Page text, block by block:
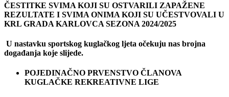
ČESTITKE SVIMA KOJI SU OSTVARILI ZAPAŽENE
REZULTATE I SVIMA ONIMA KOJI SU UČESTVOVALI U
KRL GRADA KARLOVCA SEZONA 2024/2025
U nastavku sportskog kuglačkog ljeta očekuju nas brojna
događanja koje slijede.
POJEDINAČNO PRVENSTVO ČLANOVA
KUGLAČKE REKREATIVNE LIGE